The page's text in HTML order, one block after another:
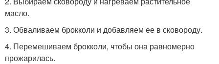
масло.
3. Обваливаем брокколи и добавляем ее в сковороду.
4. Перемешиваем брокколи, чтобы она равномерно
прожарилась.